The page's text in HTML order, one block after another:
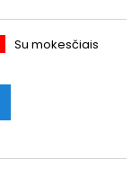
Su mokesčiais